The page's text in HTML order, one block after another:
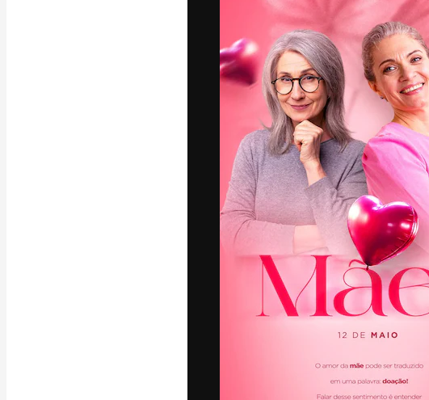
A plataforma criativa para
seu melhor trabalho. Mais de
assinantes entre criativos,
agências e estúdios.
Português